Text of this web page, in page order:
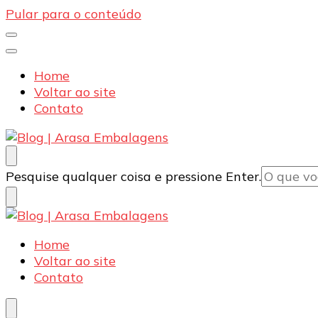
Pular para o conteúdo
Home
Voltar ao site
Contato
Blog | Arasa Embalagens
Confira conteúdos sobre embalagens para pizzas,
Procurando
algo?
Pesquise qualquer coisa e pressione Enter.
Blog | Arasa Embalagens
Confira conteúdos sobre embalagens para pizzas,
Home
Voltar ao site
Contato